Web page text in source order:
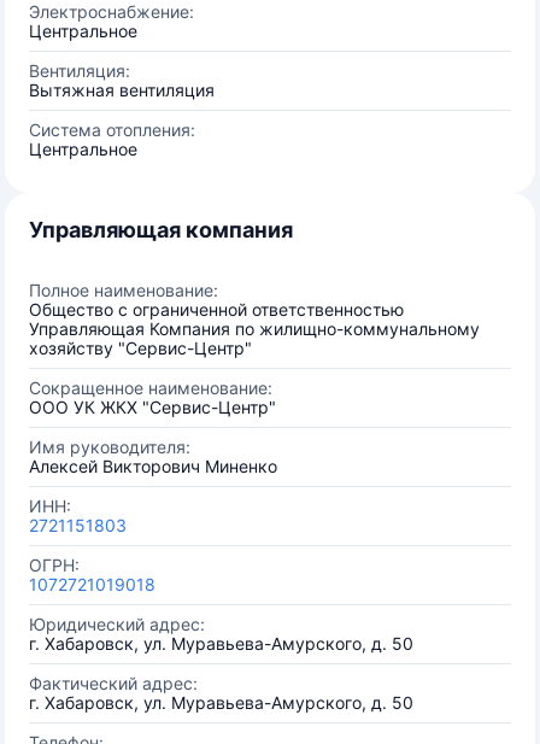
Электроснабжение:
Центральное
Вентиляция:
Вытяжная вентиляция
Система отопления:
Центральное
Управляющая компания
Полное наименование:
Общество с ограниченной ответственностью
Управляющая Компания по жилищно-коммунальному
хозяйству "Сервис-Центр"
Сокращенное наименование:
ООО УК ЖКХ "Сервис-Центр"
Имя руководителя:
Алексей Викторович Миненко
ИНН:
2721151803
ОГРН:
1072721019018
Юридический адрес:
г. Хабаровск, ул. Муравьева-Амурского, д. 50
Фактический адрес:
г. Хабаровск, ул. Муравьева-Амурского, д. 50